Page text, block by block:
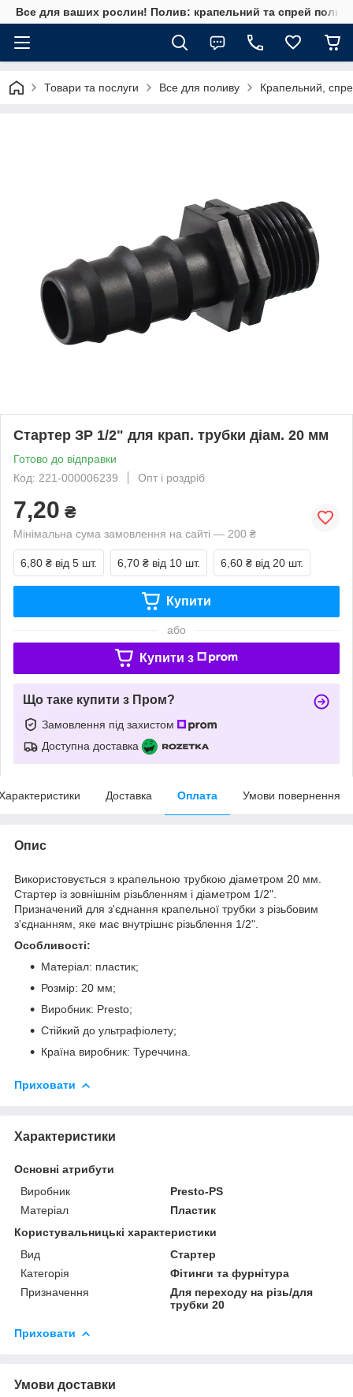
Все для ваших рослин! Полив: крапельний та спрей полив,
Товари та послуги Все для поливу Крапельний,
Стартер ЗР 1/2" для крап. трубки діам. 20 мм
Готово до відправки
Код: 221-000006239
Опт і роздріб
7,20 ₴
Мінімальна сума замовлення на сайті — 200 ₴
6,80 ₴ від 5 шт. 6,70 ₴ від 10 шт. 6,60 ₴ від 20 шт.
Купити
або
Купити з
Що таке купити з Пром?
Замовлення під захистом
Доступна доставка
Доставка Оплата Умови повернення
Опис
Використовується з крапельною трубкою діаметром 20 мм.
Стартер із зовнішнім різьбленням і діаметром 1/2".
Призначений для з'єднання крапельної трубки з різьбовим
з'єднанням, яке має внутрішнє різьблення 1/2".
Особливості:
Матеріал: пластик;
Розмір: 20 мм;
Виробник: Presto;
Стійкий до ультрафіолету;
Країна виробник: Туреччина.
Приховати
Характеристики
Основні атрибути
Виробник
Presto-PS
Матеріал
Пластик
Користувальницькі характеристики
Вид
Стартер
Категорія
Фітинги та фурнітура
Призначення
Для переходу на різь/для
трубки 20
Приховати
Умови доставки